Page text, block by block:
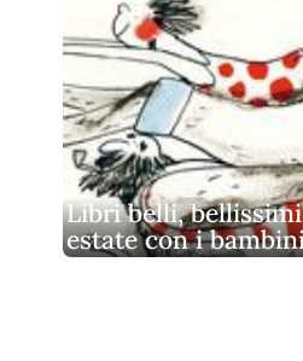
Libri belli,
estate con i